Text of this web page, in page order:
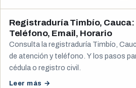
Registraduría Timbío, Cauca:
Teléfono, Email, Horario
Consulta la registraduría Timbío,
de atención y teléfono. Y los pasos
cédula o registro civil.
Leer más →